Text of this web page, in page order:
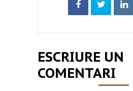
ESCRIURE UN
COMENTARI